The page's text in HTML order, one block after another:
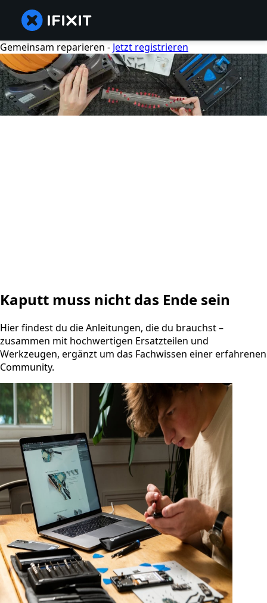
Gemeinsam reparieren - Jetzt registrieren
Kaputt muss nicht das Ende sein
Hier findest du die Anleitungen, die du brauchst –
zusammen mit hochwertigen Ersatzteilen und
Werkzeugen, ergänzt um das Fachwissen einer erfahrenen
Community.